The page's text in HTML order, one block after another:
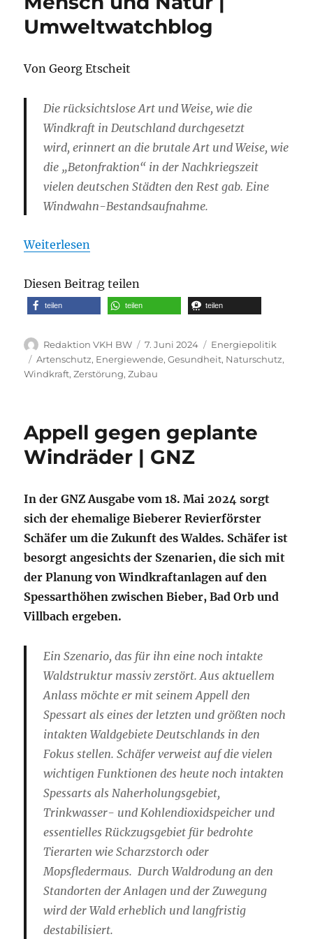
Umweltwatchblog
Von Georg Etscheit
Die rücksichtslose Art und Weise, wie die
Windkraft in Deutschland durchgesetzt
wird, erinnert an die brutale Art und Weise, wie
die „Betonfraktion“ in der Nachkriegszeit
vielen deutschen Städten den Rest gab. Eine
Windwahn-Bestandsaufnahme.
Weiterlesen
Diesen Beitrag teilen
teilen teilen teilen
Autor
Redaktion VKH BW
Veröffentlicht
am
7. Juni 2024 Kategorien
Energiepolitik
Schlagwörter
Artenschutz, Energiewende,Gesundheit, Naturschutz,
Windkraft,Zerstörung,Zubau
Appell gegen geplante
Windräder | GNZ
In der GNZ Ausgabe vom 18. Mai 2024 sorgt
sich der ehemalige Bieberer Revierförster
Schäfer um die Zukunft des Waldes. Schäfer ist
besorgt angesichts der Szenarien, die sich mit
der Planung von Windkraftanlagen auf den
Spessarthöhen zwischen Bieber, Bad Orb und
Villbach ergeben.
Ein Szenario, das für ihn eine noch intakte
Waldstruktur massiv zerstört. Aus aktuellem
Anlass möchte er mit seinem Appell den
Spessart als eines der letzten und größten noch
intakten Waldgebiete Deutschlands in den
Fokus stellen. Schäfer verweist auf die vielen
wichtigen Funktionen des heute noch intakten
Spessarts als Naherholungsgebiet,
Trinkwasser- und Kohlendioxidspeicher und
essentielles Rückzugsgebiet für bedrohte
Tierarten wie Scharzstorch oder
Mopsfledermaus. Durch Waldrodung an den
Standorten der Anlagen und der Zuwegung
wird der Wald erheblich und langfristig
destabilisiert.